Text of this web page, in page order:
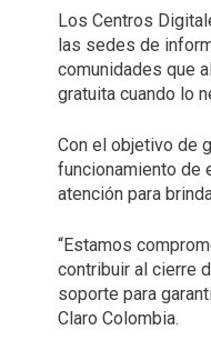
Los Centros
las sedes de
comunidades que
gratuita cuando lo
Con el objetivo de
funcionamiento de
atención para
“Estamos
contribuir al cierre
soporte para
Claro Colombia.